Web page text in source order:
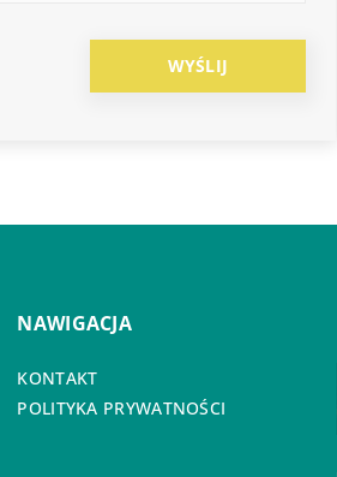
NAWIGACJA
KONTAKT
POLITYKA PRYWATNOŚCI